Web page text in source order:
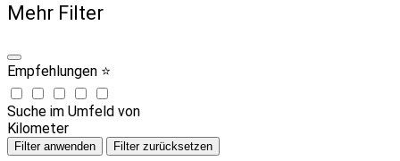
Mehr Filter
Empfehlungen ⭐
Suche im Umfeld von
Kilometer
Filter anwenden Filter zurücksetzen